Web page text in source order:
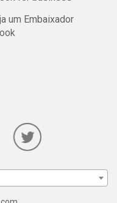
um Embaixador